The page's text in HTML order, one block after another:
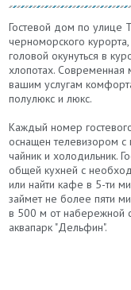
Гостевой дом по улице
черноморского
головой окунуться в
хлопотах. Современная
вашим услугам
полулюкс и люкс.
Каждый номер
оснащен телевизором с
чайник и холодильник.
общей кухней с
или найти кафе в 5-ти
займет не более пяти
в 500 м от набережной
аквапарк "Дельфин".